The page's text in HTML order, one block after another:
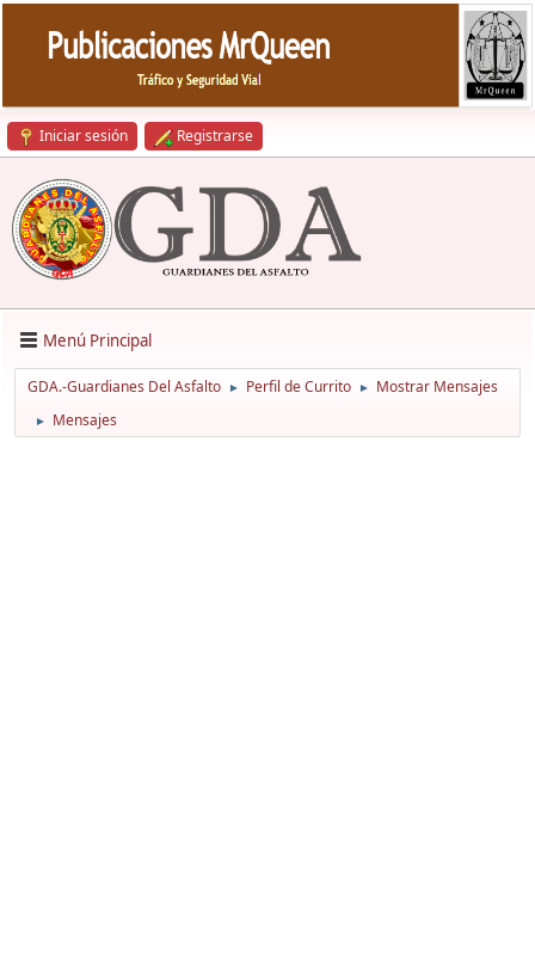
Iniciar sesión Registrarse
Menú Principal
GDA.-Guardianes Del Asfalto ► Perfil de Currito ► Mostrar Mensajes
► Mensajes